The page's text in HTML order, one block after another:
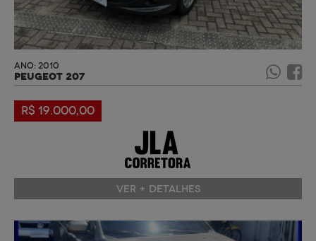
ANO: 2010
PEUGEOT 207
R$ 19.000,00
VER + DETALHES